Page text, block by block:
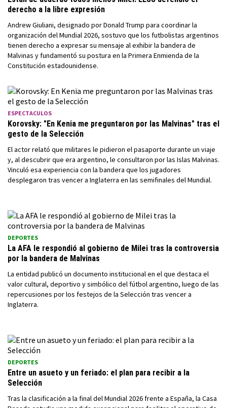
derecho a la libre expresión
Andrew Giuliani, designado por Donald Trump para coordinar la
organización del Mundial 2026, sostuvo que los futbolistas argentinos
tienen derecho a expresar su mensaje al exhibir la bandera de
Malvinas y fundamentó su postura en la Primera Enmienda de la
Constitución estadounidense.
ESPECTACULOS
Korovsky: "En Kenia me preguntaron por las Malvinas" tras el
gesto de la Selección
El actor relató que militares le pidieron el pasaporte durante un viaje
y, al descubrir que era argentino, le consultaron por las Islas Malvinas.
Vinculó esa experiencia con la bandera que los jugadores
desplegaron tras vencer a Inglaterra en las semifinales del Mundial.
DEPORTES
La AFA le respondió al gobierno de Milei tras la controversia
por la bandera de Malvinas
La entidad publicó un documento institucional en el que destaca el
valor cultural, deportivo y simbólico del fútbol argentino, luego de las
repercusiones por los festejos de la Selección tras vencer a
Inglaterra.
DEPORTES
Entre un asueto y un feriado: el plan para recibir a la
Selección
Tras la clasificación a la final del Mundial 2026 frente a España, la Casa